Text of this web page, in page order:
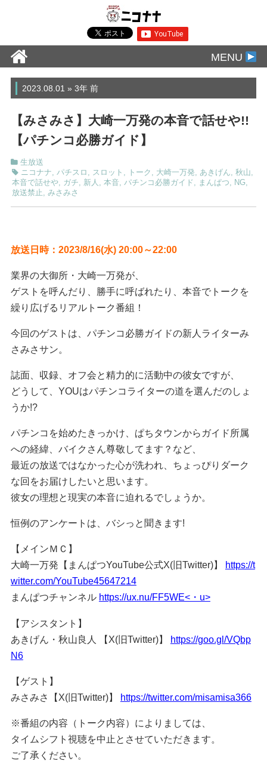
MENU
2023.08.01 » 3年 前
【みさみさ】大崎一万発の本音で話せや!!
【パチンコ必勝ガイド】
生放送
ニコナナ
パチスロ スロット トーク 大崎一万発 あきげん 秋山
本音で話せや, ガチ 新人 本音 パチンコ必勝ガイド まんぱつ NG
放送禁止
みさみさ
放送日時：2023/8/16(水) 20:00～22:00
業界の大御所・大崎一万発が、
ゲストを呼んだり、勝手に呼ばれたり、本音でトークを
繰り広げるリアルトーク番組！
今回のゲストは、パチンコ必勝ガイドの新人ライターみ
さみさサン。
誌面、収録、オフ会と精力的に活動中の彼女ですが、
どうして、YOUはパチンコライターの道を選んだのしょ
うか!?
パチンコを始めたきっかけ、ぱちタウンからガイド所属
への経緯、バイクさん尊敬してます？など、
最近の放送ではなかった心が洗われ、ちょっぴりダーク
な回をお届けしたいと思います。
彼女の理想と現実の本音に迫れるでしょうか。
恒例のアンケートは、バシっと聞きます!
【メインＭＣ】
大崎一万発【まんぱつYouTube公式X(旧Twitter)】
https://t
witter.com/YouTube45647214
まんぱつチャンネル https://ux.nu/FF5WE<・u>
【アシスタント】
あきげん・秋山良人 【X(旧Twitter)】 https://goo.gl/VQbp
N6
【ゲスト】
みさみさ【X(旧Twitter)】 https://twitter.com/misamisa366
※番組の内容（トーク内容）によりましては、
タイムシフト視聴を中止とさせていただきます。
ご了承ください。